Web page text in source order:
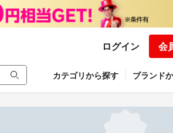
ログイン 会
カテゴリから探す ブランド